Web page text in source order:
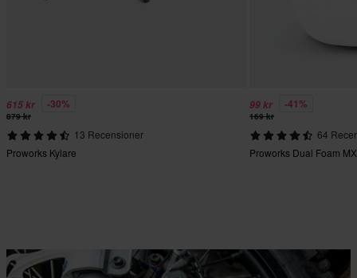
615 kr -30%
879 kr
13 Recensioner
Proworks Kylare
99 kr -41%
169 kr
64
Proworks Dual Foam